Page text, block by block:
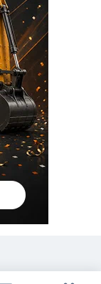
Экскаватор Ру